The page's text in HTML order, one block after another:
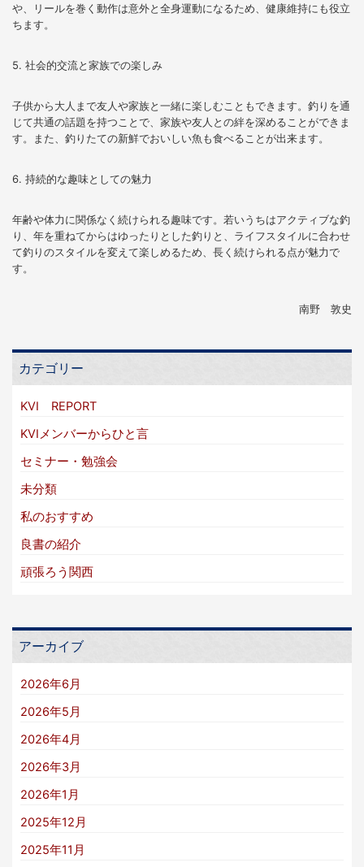
や、リールを巻く動作は意外と全身運動になるため、健康維持にも役立
ちます。
5. 社会的交流と家族での楽しみ
子供から大人まで友人や家族と一緒に楽しむこともできます。釣りを通
じて共通の話題を持つことで、家族や友人との絆を深めることができま
す。また、釣りたての新鮮でおいしい魚も食べることが出来ます。
6. 持続的な趣味としての魅力
年齢や体力に関係なく続けられる趣味です。若いうちはアクティブな釣
り、年を重ねてからはゆったりとした釣りと、ライフスタイルに合わせ
て釣りのスタイルを変えて楽しめるため、長く続けられる点が魅力で
す。
南野 敦史
カテゴリー
KVI REPORT
KVIメンバーからひと言
セミナー・勉強会
未分類
私のおすすめ
良書の紹介
頑張ろう関西
アーカイブ
2026年6月
2026年5月
2026年4月
2026年3月
2026年1月
2025年12月
2025年11月